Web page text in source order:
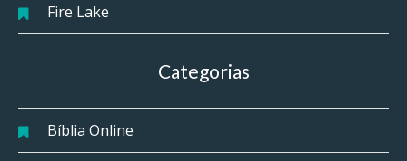
Fire Lake
Categorias
Bíblia Online